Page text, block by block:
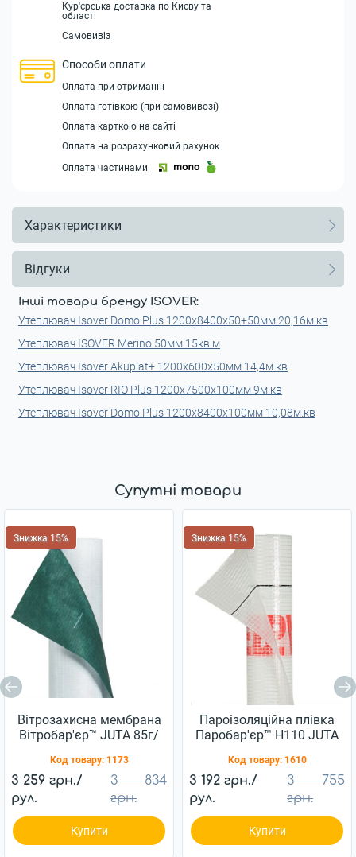
Кур'єрська доставка по Києву та
області
Самовивіз
Способи оплати
Оплата при отриманні
Оплата готівкою (при самовивозі)
Оплата карткою на сайті
Оплата на розрахунковий рахунок
Оплата частинами
Характеристики
Відгуки
Інші товари бренду ISOVER:
Утеплювач Isover Domo Plus 1200x8400x50+50мм 20,16м.кв
Утеплювач ISOVER Merino 50мм 15кв.м
Утеплювач Isover Akuplat+ 1200x600x50мм 14,4м.кв
Утеплювач Isover RIO Plus 1200x7500x100мм 9м.кв
Утеплювач Isover Domo Plus 1200x8400x100мм 10,08м.кв
Супутні товари
Знижка 15%
Вітрозахисна мембрана
Вітробар'єр™ JUTA 85г/
Код товару: 1173
3 259 грн./
рул.
3 834
грн.
Купити
Знижка 15%
Пароізоляційна плівка
Паробар'єр™ H110 JUTA
Код товару: 1610
3 192 грн./
рул.
3 755
грн.
Купити